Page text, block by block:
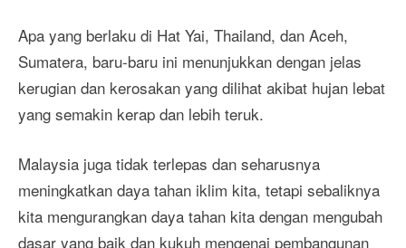
Apa yang berlaku di Hat Yai, Thailand, dan Aceh,
Sumatera, baru-baru ini menunjukkan dengan jelas
kerugian dan kerosakan yang dilihat akibat hujan lebat
yang semakin kerap dan lebih teruk.
Malaysia juga tidak terlepas dan seharusnya
meningkatkan daya tahan iklim kita, tetapi sebaliknya
kita mengurangkan daya tahan kita dengan mengubah
dasar yang baik dan kukuh mengenai pembangunan